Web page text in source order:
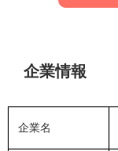
企業情報
企業名